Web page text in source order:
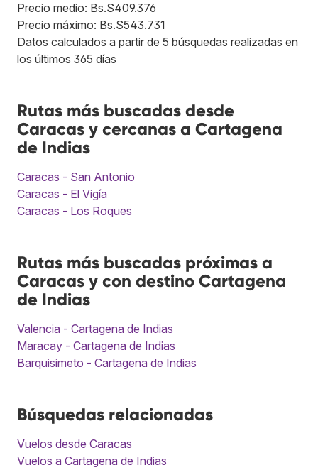
Precio medio: Bs.S409.376
Precio máximo: Bs.S543.731
Datos calculados a partir de 5 búsquedas realizadas en
los últimos 365 días
Rutas más buscadas desde
Caracas y cercanas a Cartagena
de Indias
Caracas - San Antonio
Caracas - El Vigía
Caracas - Los Roques
Rutas más buscadas próximas a
Caracas y con destino Cartagena
de Indias
Valencia - Cartagena de Indias
Maracay - Cartagena de Indias
Barquisimeto - Cartagena de Indias
Búsquedas relacionadas
Vuelos desde Caracas
Vuelos a Cartagena de Indias